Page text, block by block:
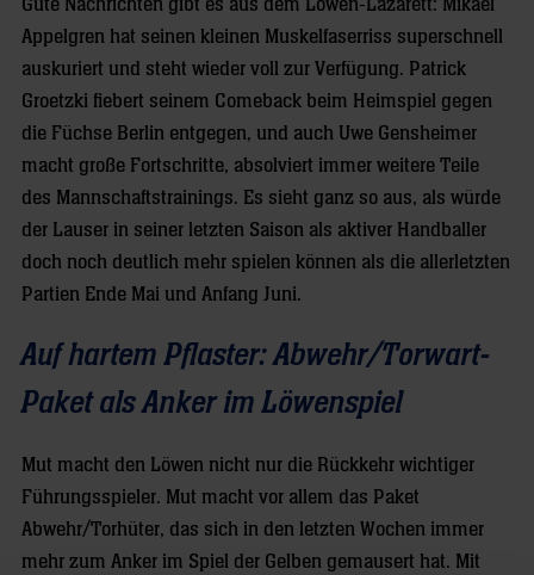
Gute Nachrichten gibt es aus dem Löwen-Lazarett: Mikael
Appelgren hat seinen kleinen Muskelfaserriss superschnell
auskuriert und steht wieder voll zur Verfügung. Patrick
Groetzki fiebert seinem Comeback beim Heimspiel gegen
die Füchse Berlin entgegen, und auch Uwe Gensheimer
macht große Fortschritte, absolviert immer weitere Teile
des Mannschaftstrainings. Es sieht ganz so aus, als würde
der Lauser in seiner letzten Saison als aktiver Handballer
doch noch deutlich mehr spielen können als die allerletzten
Partien Ende Mai und Anfang Juni.
Auf hartem Pflaster: Abwehr/Torwart-
Paket als Anker im Löwenspiel
Mut macht den Löwen nicht nur die Rückkehr wichtiger
Führungsspieler. Mut macht vor allem das Paket
Abwehr/Torhüter, das sich in den letzten Wochen immer
mehr zum Anker im Spiel der Gelben gemausert hat. Mit